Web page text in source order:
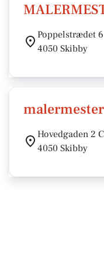
Poppelstrædet 6
4050 Skibby
Hovedgaden 2 C
4050 Skibby